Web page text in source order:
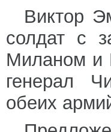
Виктор
солдат с
Миланом и
генерал
обеих